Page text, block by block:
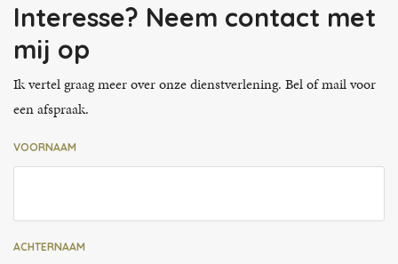
Interesse? Neem contact met
mij op
Ik vertel graag meer over onze dienstverlening. Bel of mail voor
een afspraak.
VOORNAAM
ACHTERNAAM